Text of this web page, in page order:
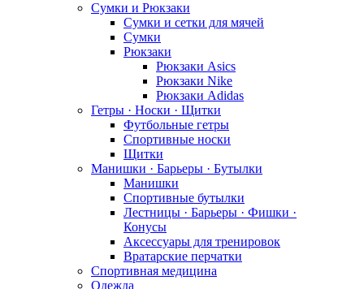
Сумки и Рюкзаки
Сумки и сетки для мячей
Сумки
Рюкзаки
Рюкзаки Asics
Рюкзаки Nike
Рюкзаки Adidas
Гетры · Носки · Щитки
Футбольные гетры
Спортивные носки
Щитки
Манишки · Барьеры · Бутылки
Манишки
Спортивные бутылки
Лестницы · Барьеры · Фишки ·
Конусы
Аксессуары для тренировок
Вратарские перчатки
Спортивная медицина
Одежда